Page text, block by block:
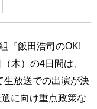
『飯田浩司のOK!
木）の4日間は、
生放送での出演が決
に向け重点政策な